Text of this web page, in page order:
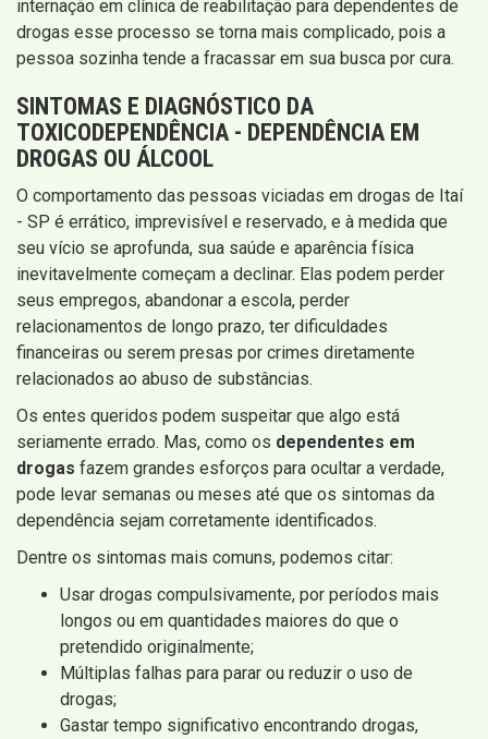
internação em clínica de reabilitação para dependentes de
drogas esse processo se torna mais complicado, pois a
pessoa sozinha tende a fracassar em sua busca por cura.
SINTOMAS E DIAGNÓSTICO DA
TOXICODEPENDÊNCIA - DEPENDÊNCIA EM
DROGAS OU ÁLCOOL
O comportamento das pessoas viciadas em drogas de Itaí
- SP é errático, imprevisível e reservado, e à medida que
seu vício se aprofunda, sua saúde e aparência física
inevitavelmente começam a declinar. Elas podem perder
seus empregos, abandonar a escola, perder
relacionamentos de longo prazo, ter dificuldades
financeiras ou serem presas por crimes diretamente
relacionados ao abuso de substâncias.
Os entes queridos podem suspeitar que algo está
seriamente errado. Mas, como os dependentes em
drogas fazem grandes esforços para ocultar a verdade,
pode levar semanas ou meses até que os sintomas da
dependência sejam corretamente identificados.
Dentre os sintomas mais comuns, podemos citar:
Usar drogas compulsivamente, por períodos mais
longos ou em quantidades maiores do que o
pretendido originalmente;
Múltiplas falhas para parar ou reduzir o uso de
drogas;
Gastar tempo significativo encontrando drogas,